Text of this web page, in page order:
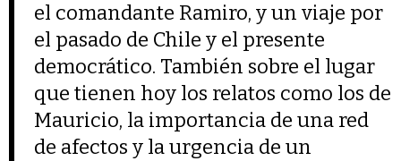
el comandante Ramiro, y un viaje por
el pasado de Chile y el presente
democrático. También sobre el lugar
que tienen hoy los relatos como los de
Mauricio, la importancia de una red
de afectos y la urgencia de un